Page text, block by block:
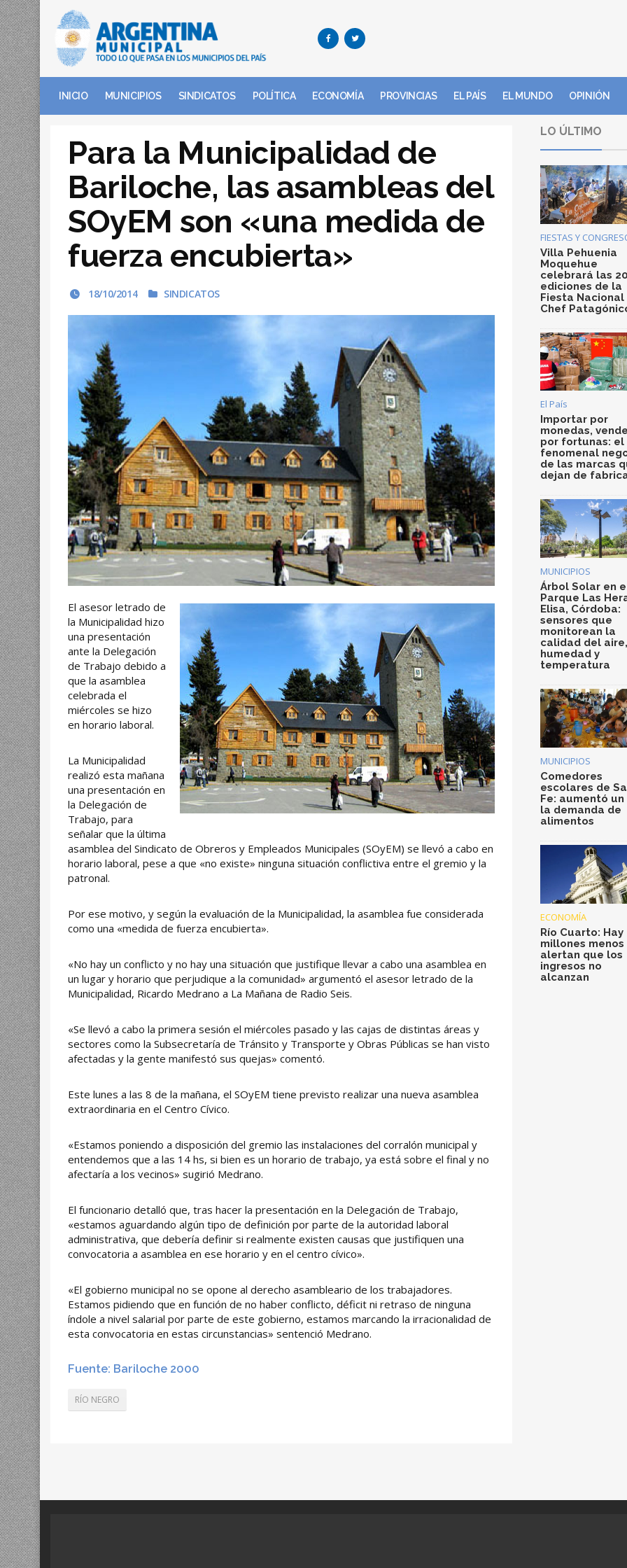
INICIO MUNICIPIOS SINDICATOS POLÍTICA ECONOMÍA PROVINCIAS EL PAÍS EL MUNDO OPINIÓN
Para la Municipalidad de
Bariloche, las asambleas del
SOyEM son «una medida de
fuerza encubierta»
18/10/2014 SINDICATOS
El asesor letrado de
la Municipalidad hizo
una presentación
ante la Delegación
de Trabajo debido a
que la asamblea
celebrada el
miércoles se hizo
en horario laboral.
La Municipalidad
realizó esta mañana
una presentación en
la Delegación de
Trabajo, para
señalar que la última
asamblea del Sindicato de Obreros y Empleados Municipales (SOyEM) se llevó a cabo en
horario laboral, pese a que «no existe» ninguna situación conflictiva entre el gremio y la
patronal.
Por ese motivo, y según la evaluación de la Municipalidad, la asamblea fue considerada
como una «medida de fuerza encubierta».
«No hay un conflicto y no hay una situación que justifique llevar a cabo una asamblea en
un lugar y horario que perjudique a la comunidad» argumentó el asesor letrado de la
Municipalidad, Ricardo Medrano a La Mañana de Radio Seis.
«Se llevó a cabo la primera sesión el miércoles pasado y las cajas de distintas áreas y
sectores como la Subsecretaría de Tránsito y Transporte y Obras Públicas se han visto
afectadas y la gente manifestó sus quejas» comentó.
Este lunes a las 8 de la mañana, el SOyEM tiene previsto realizar una nueva asamblea
extraordinaria en el Centro Cívico.
«Estamos poniendo a disposición del gremio las instalaciones del corralón municipal y
entendemos que a las 14 hs, si bien es un horario de trabajo, ya está sobre el final y no
afectaría a los vecinos» sugirió Medrano.
El funcionario detalló que, tras hacer la presentación en la Delegación de Trabajo,
«estamos aguardando algún tipo de definición por parte de la autoridad laboral
administrativa, que debería definir si realmente existen causas que justifiquen una
convocatoria a asamblea en ese horario y en el centro cívico».
«El gobierno municipal no se opone al derecho asambleario de los trabajadores.
Estamos pidiendo que en función de no haber conflicto, déficit ni retraso de ninguna
índole a nivel salarial por parte de este gobierno, estamos marcando la irracionalidad de
esta convocatoria en estas circunstancias» sentenció Medrano.
Fuente: Bariloche 2000
RÍO NEGRO
LO ÚLTIMO
FIESTAS Y
Villa Pehuenia
Moquehue
celebrará las
ediciones de la
Fiesta
Chef
El País
Importar por
monedas,
por fortunas: el
fenomenal
de las marcas
dejan de
MUNICIPIOS
Árbol Solar en
Parque Las
Elisa, Córdoba:
sensores que
monitorean la
calidad del aire,
humedad y
temperatura
MUNICIPIOS
Comedores
escolares de
Fe: aumentó un
la demanda de
alimentos
ECONOMÍA
Río Cuarto: Hay
millones menos
alertan que los
ingresos no
alcanzan